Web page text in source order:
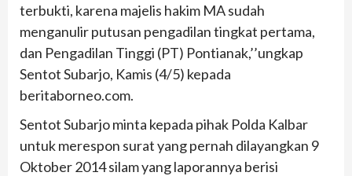
terbukti, karena majelis hakim MA sudah
menganulir putusan pengadilan tingkat pertama,
dan Pengadilan Tinggi (PT) Pontianak,’’ungkap
Sentot Subarjo, Kamis (4/5) kepada
beritaborneo.com.
Sentot Subarjo minta kepada pihak Polda Kalbar
untuk merespon surat yang pernah dilayangkan 9
Oktober 2014 silam yang laporannya berisi